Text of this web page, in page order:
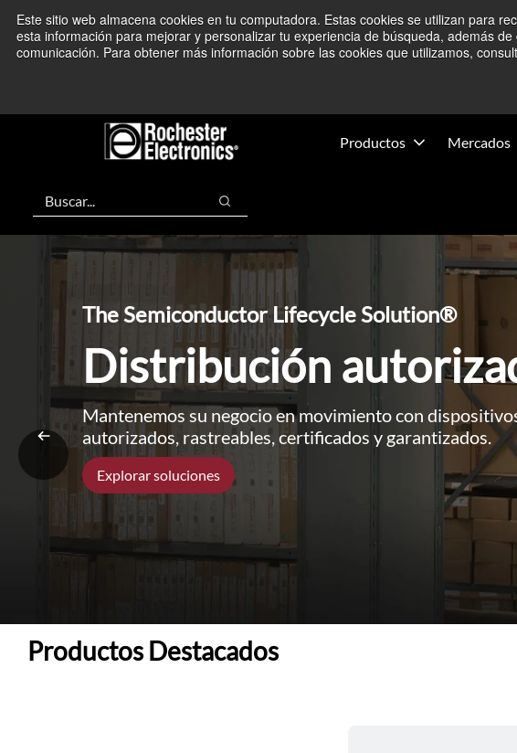
Este sitio web almacena cookies en tu computadora. Estas cookies se utilizan para
esta información para mejorar y personalizar tu experiencia de búsqueda, además
comunicación. Para obtener más información sobre las cookies que utilizamos,
contenido
pie
Estamos monitoreando los acontecimientos en
Productos Mercados
Buscar
Buscar
The Semiconductor Lifecycle Solution®
Distribución
Mantenemos su negocio en movimiento con
autorizados, rastreables, certificados y garantizados.
Explorar soluciones
Productos Destacados